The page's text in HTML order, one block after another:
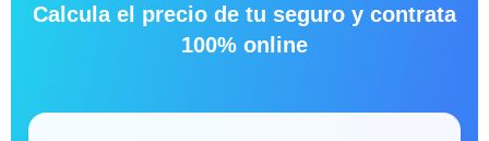
Calcula el precio de tu seguro y contrata
100% online